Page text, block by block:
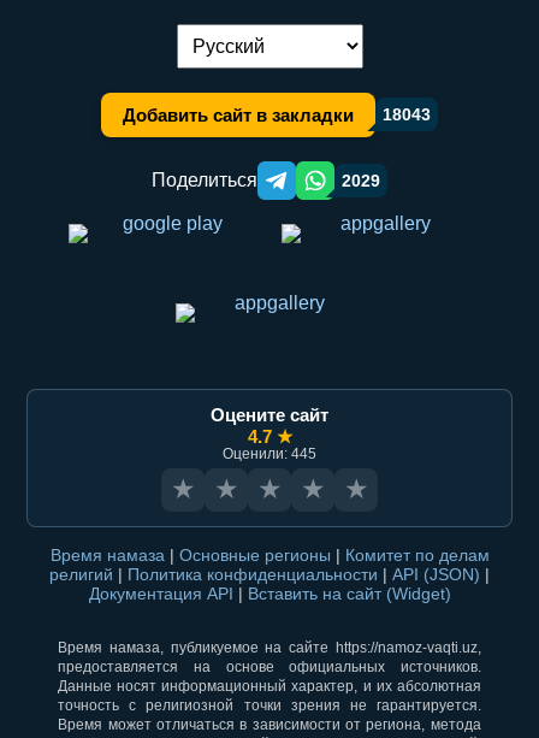
Переключение языка:
Добавить сайт в закладки 18043
Поделиться Telegram orqali ulashish
WhatsApp orqali ulashish
2029
Оцените сайт
4.7 ★
Оценили: 445
★ ★ ★ ★ ★
Время намаза | Основные регионы | Комитет по делам
религий | Политика конфиденциальности | API (JSON) |
Документация API | Вставить на сайт (Widget)
Время намаза, публикуемое на сайте https://namoz-vaqti.uz,
предоставляется на основе официальных источников.
Данные носят информационный характер, и их абсолютная
точность с религиозной точки зрения не гарантируется.
Время может отличаться в зависимости от региона, метода